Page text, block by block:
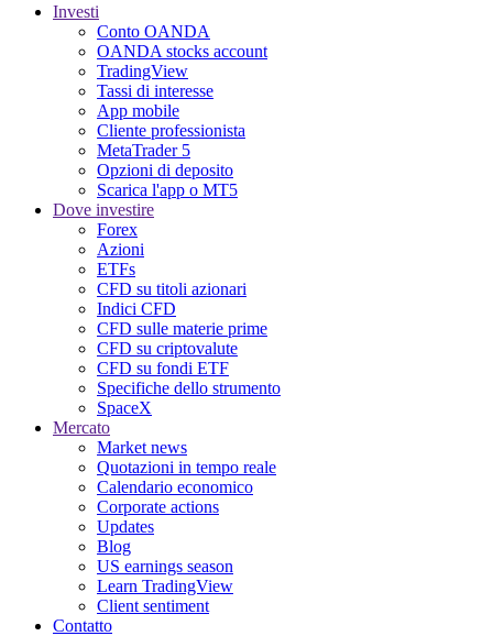
Investi
Conto OANDA
OANDA stocks account
TradingView
Tassi di interesse
App mobile
Cliente professionista
MetaTrader 5
Opzioni di deposito
Scarica l'app o MT5
Dove investire
Forex
Azioni
ETFs
CFD su titoli azionari
Indici CFD
CFD sulle materie prime
CFD su criptovalute
CFD su fondi ETF
Specifiche dello strumento
SpaceX
Mercato
Market news
Quotazioni in tempo reale
Calendario economico
Corporate actions
Updates
Blog
US earnings season
Learn TradingView
Client sentiment
Contatto